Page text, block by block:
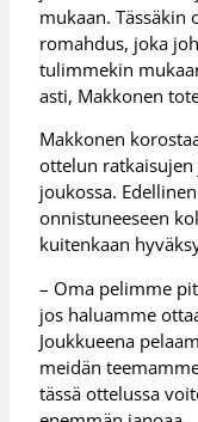
mukaan. Tässäkin
romahdus, joka
tulimmekin
asti, Makkonen
Makkonen
ottelun
joukossa.
onnistuneeseen
kuitenkaan
– Oma pelimme
jos haluamme
Joukkueena
meidän
tässä ottelussa